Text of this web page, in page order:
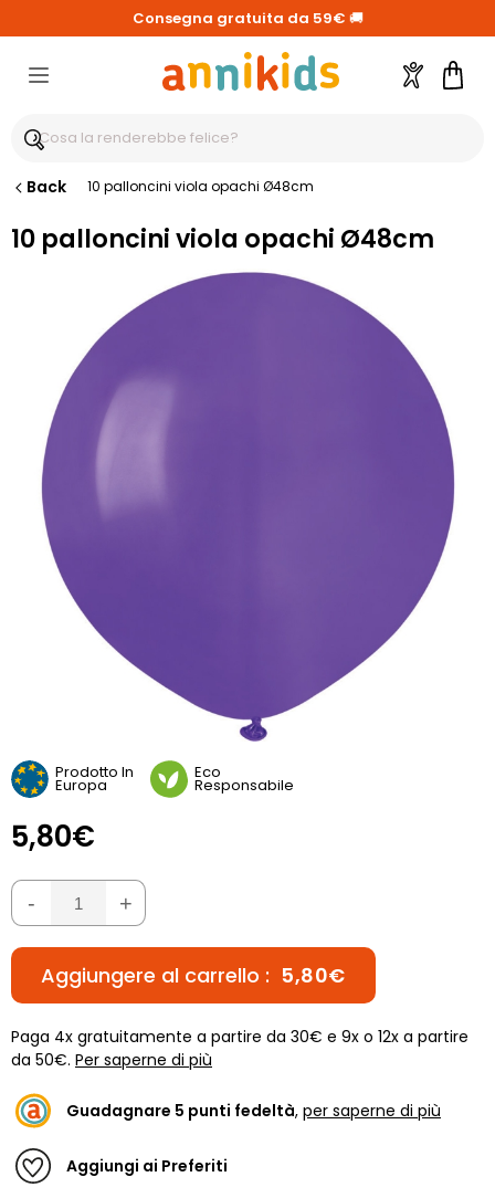
Consegna gratuita da 59€ 🚚
Account
Back 10 palloncini viola opachi Ø48cm
10 palloncini viola opachi Ø48cm
Prodotto In
Europa
Eco
Responsabile
5,80€
- +
Aggiungere al carrello : 5,80€
Paga 4x gratuitamente a partire da 30€ e 9x o 12x a partire
da 50€. Per saperne di più
Guadagnare 5 punti fedeltà, per saperne di più
Aggiungi ai Preferiti